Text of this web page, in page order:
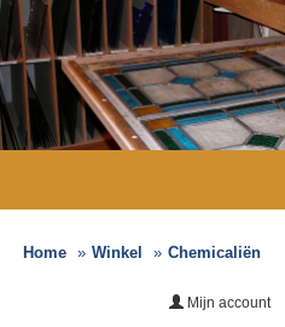
Home Winkel Chemicaliën
Mijn account